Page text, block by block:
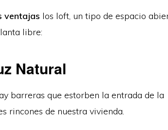
ventajas los loft, un tipo de espacio
libre:
Natural
barreras que estorben la entrada de la
rincones de nuestra vivienda.